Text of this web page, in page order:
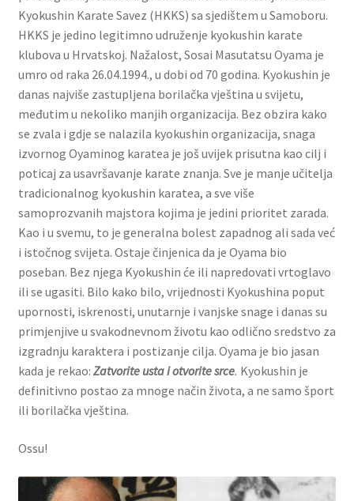
Kyokushin Karate Savez (HKKS) sa sjedištem u Samoboru.
HKKS je jedino legitimno udruženje kyokushin karate
klubova u Hrvatskoj. Nažalost, Sosai Masutatsu Oyama je
umro od raka 26.04.1994., u dobi od 70 godina. Kyokushin je
danas najviše zastupljena borilačka vještina u svijetu,
međutim u nekoliko manjih organizacija. Bez obzira kako
se zvala i gdje se nalazila kyokushin organizacija, snaga
izvornog Oyaminog karatea je još uvijek prisutna kao cilj i
poticaj za usavršavanje karate znanja. Sve je manje učitelja
tradicionalnog kyokushin karatea, a sve više
samoprozvanih majstora kojima je jedini prioritet zarada.
Kao i u svemu, to je generalna bolest zapadnog ali sada već
i istočnog svijeta. Ostaje činjenica da je Oyama bio
poseban. Bez njega Kyokushin će ili napredovati vrtoglavo
ili se ugasiti. Bilo kako bilo, vrijednosti Kyokushina poput
upornosti, iskrenosti, unutarnje i vanjske snage i danas su
primjenjive u svakodnevnom životu kao odlično sredstvo za
izgradnju karaktera i postizanje cilja. Oyama je bio jasan
kada je rekao: Zatvorite usta i otvorite srce. Kyokushin je
definitivno postao za mnoge način života, a ne samo šport
ili borilačka vještina.
Ossu!